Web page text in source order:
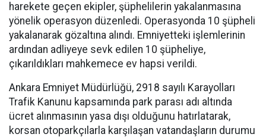
harekete geçen ekipler, şüphelilerin yakalanmasına
yönelik operasyon düzenledi. Operasyonda 10 şüpheli
yakalanarak gözaltına alındı. Emniyetteki işlemlerinin
ardından adliyeye sevk edilen 10 şüpheliye,
çıkarıldıkları mahkemece ev hapsi verildi.
Ankara Emniyet Müdürlüğü, 2918 sayılı Karayolları
Trafik Kanunu kapsamında park parası adı altında
ücret alınmasının yasa dışı olduğunu hatırlatarak,
korsan otoparkçılarla karşılaşan vatandaşların durumu